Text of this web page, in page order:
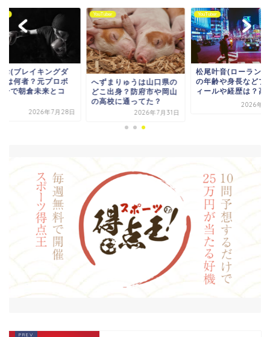
お(ブレイキングダ
)は何者？元プロボ
ーで朝倉未来とコ
2026年7月28日
YouTuber
へずまりゅうは山口県の
どこ出身？防府市や岡山
の高校に通ってた？
2026年7月31日
YouTuber
松尾叶音(ローラン
の年齢や身長などプ
ィールや経歴は？高
2026年8